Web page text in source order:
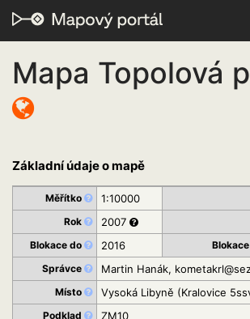
Mapa Topolová
Základní údaje o mapě
Měřítko 1:10000
Rok 2007
Blokace do 2016
Správce
Martin Hanák,
Místo Vysoká Libyně (Kralovice
Podklad ZM10